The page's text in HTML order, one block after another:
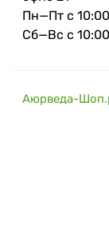
Пн—Пт с
Сб—Вс с
Аюрведа-